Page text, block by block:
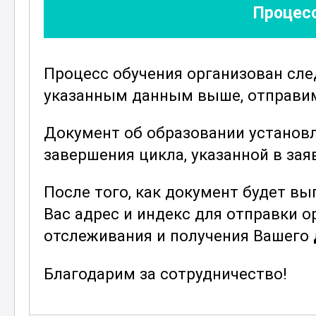
В процессе обучения особое
соблюдению экологических норм
минимизировать риски для
современными пленочными
ответственным и
По завершению курса вы будете
позволит вам уверенно
обязанностей и внести значимый
промышленных проектов. Ваши
труда, что открывает перед вами
профессионального развития.
Процесс обучения организован
указанным данным выше,
Документ об образовании
завершения цикла, указанной в
После того, как документ будет
Вас адрес и индекс для отправки
отслеживания и получения Вашего
Благодарим за сотрудничество!